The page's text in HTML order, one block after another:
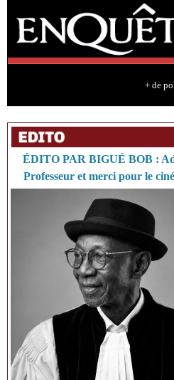
+ de
ÉDITO PAR BIGUÉ BOB :
Professeur et merci pour le